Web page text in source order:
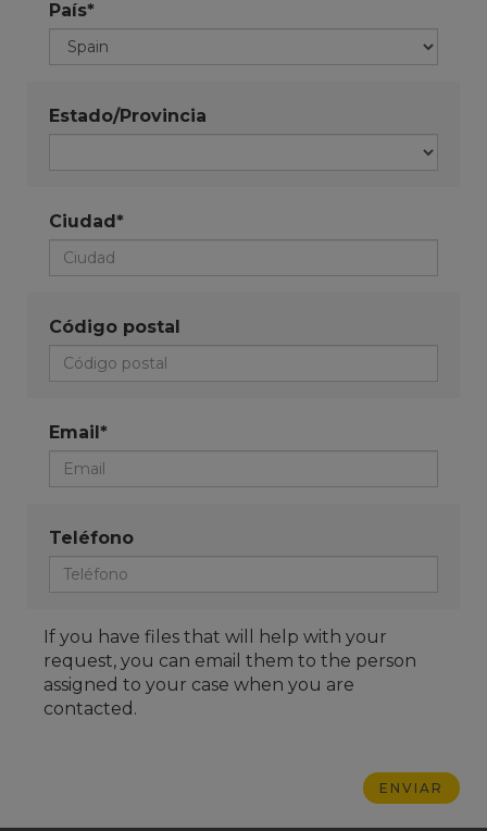
País*
Estado/Provincia
Ciudad*
Código postal
Email*
Teléfono
If you have files that will help with your
request, you can email them to the person
assigned to your case when you are
contacted.